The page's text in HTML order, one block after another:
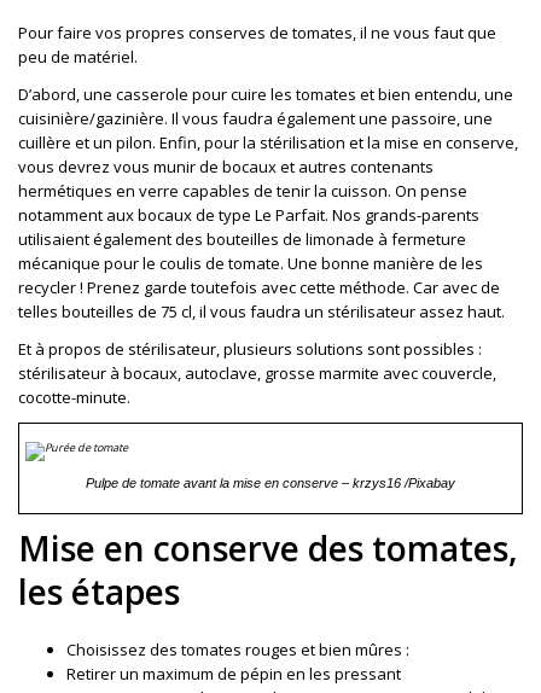
Pour faire vos propres conserves de tomates, il ne vous faut que
peu de matériel.
D’abord, une casserole pour cuire les tomates et bien entendu, une
cuisinière/gazinière. Il vous faudra également une passoire, une
cuillère et un pilon. Enfin, pour la stérilisation et la mise en conserve,
vous devrez vous munir de bocaux et autres contenants
hermétiques en verre capables de tenir la cuisson. On pense
notamment aux bocaux de type Le Parfait. Nos grands-parents
utilisaient également des bouteilles de limonade à fermeture
mécanique pour le coulis de tomate. Une bonne manière de les
recycler ! Prenez garde toutefois avec cette méthode. Car avec de
telles bouteilles de 75 cl, il vous faudra un stérilisateur assez haut.
Et à propos de stérilisateur, plusieurs solutions sont possibles :
stérilisateur à bocaux, autoclave, grosse marmite avec couvercle,
cocotte-minute.
Pulpe de tomate avant la mise en conserve – krzys16 /Pixabay
Mise en conserve des tomates,
les étapes
Choisissez des tomates rouges et bien mûres :
Retirer un maximum de pépin en les pressant